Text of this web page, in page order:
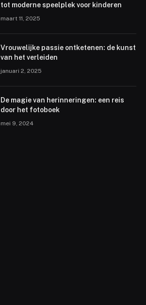
tot moderne speelplek voor kinderen
maart 11, 2025
Vrouwelijke passie ontketenen: de kunst
van het verleiden
januari 2, 2025
De magie van herinneringen: een reis
door het fotoboek
mei 9, 2024